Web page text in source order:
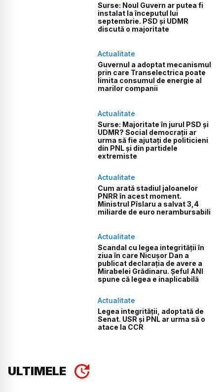
Surse: Noul Guvern ar putea fi
instalat la începutul lui
septembrie. PSD și UDMR
discută o majoritate
Actualitate
Guvernul a adoptat mecanismul
prin care Transelectrica poate
limita consumul de energie al
marilor companii
Actualitate
Surse: Majoritate în jurul PSD și
UDMR? Social democrații ar
urma să fie ajutați de politicieni
din PNL și din partidele
extremiste
Actualitate
Cum arată stadiul jaloanelor
PNRR în acest moment.
Ministrul Pîslaru a salvat 3,4
miliarde de euro nerambursabili
Actualitate
Scandal cu legea integrității în
ziua în care Nicușor Dan a
publicat declarația de avere a
Mirabelei Grădinaru. Șeful ANI
spune că legea e inaplicabilă
Actualitate
Legea integrității, adoptată de
Senat. USR și PNL ar urma să o
atace la CCR
ULTIMELE